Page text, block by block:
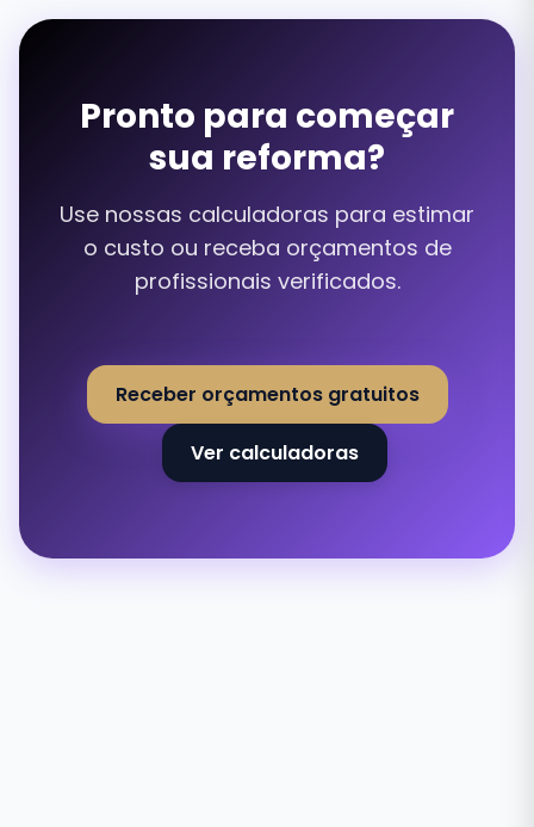
Pronto para começar
sua reforma?
Use nossas calculadoras para estimar
o custo ou receba orçamentos de
profissionais verificados.
Receber orçamentos gratuitos
Ver calculadoras